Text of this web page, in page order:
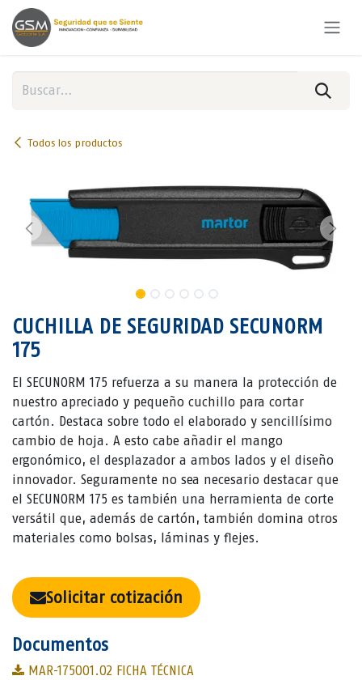
Ir al contenido
Todos los productos
CUCHILLA DE SEGURIDAD SECUNORM
175
El SECUNORM 175 refuerza a su manera la protección de
nuestro apreciado y pequeño cuchillo para cortar
cartón. Destaca sobre todo el elaborado y sencillísimo
cambio de hoja. A esto cabe añadir el mango
ergonómico, el desplazador a ambos lados y el diseño
innovador. Seguramente no sea necesario destacar que
el SECUNORM 175 es también una herramienta de corte
versátil que, además de cartón, también domina otros
materiales como bolsas, láminas y flejes.
Solicitar cotización
Documentos
MAR-175001.02 FICHA TÉCNICA